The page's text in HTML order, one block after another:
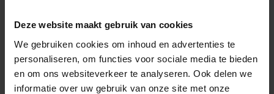
Deze website maakt gebruik van cookies
We gebruiken cookies om inhoud en advertenties te
personaliseren, om functies voor sociale media te bieden
en om ons websiteverkeer te analyseren. Ook delen we
informatie over uw gebruik van onze site met onze